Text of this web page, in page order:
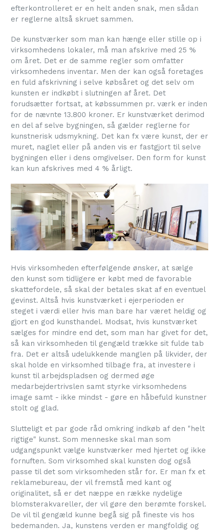
efterkontrolleret er en helt anden snak, men sådan
er reglerne altså skruet sammen.
De kunstværker som man kan hænge eller stille op i
virksomhedens lokaler, må man afskrive med 25 %
om året. Det er de samme regler som omfatter
virksomhedens inventar. Men der kan også foretages
en fuld afskrivning i selve købsåret og det selv om
kunsten er indkøbt i slutningen af året. Det
forudsætter fortsat, at købssummen pr. værk er inden
for de nævnte 13.800 kroner. Er kunstværket derimod
en del af selve bygningen, så gælder reglerne for
kunstnerisk udsmykning. Det kan fx være kunst, der er
muret, naglet eller på anden vis er fastgjort til selve
bygningen eller i dens omgivelser. Den form for kunst
kan kun afskrives med 4 % årligt.
Hvis virksomheden efterfølgende ønsker, at sælge
den kunst som tidligere er købt med de favorable
skattefordele, så skal der betales skat af en eventuel
gevinst. Altså hvis kunstværket i ejerperioden er
steget i værdi eller hvis man bare har været heldig og
gjort en god kunsthandel. Modsat, hvis kunstværket
sælges for mindre end det, som man har givet for det,
så kan virksomheden til gengæld trække sit fulde tab
fra. Det er altså udelukkende manglen på likvider, der
skal holde en virksomhed tilbage fra, at investere i
kunst til arbejdspladsen og dermed øge
medarbejdertrivslen samt styrke virksomhedens
image samt - ikke mindst - gøre en håbefuld kunstner
stolt og glad.
Slutteligt et par gode råd omkring indkøb af den "helt
rigtige" kunst. Som menneske skal man som
udgangspunkt vælge kunstværker med hjertet og ikke
fornuften. Som virksomhed skal kunsten dog også
passe til det som virksomheden står for. Er man fx et
reklamebureau, der vil fremstå med kant og
originalitet, så er det næppe en række nydelige
blomsterakvareller, der vil gøre den berømte forskel.
De vil til gengæld kunne begå sig på fineste vis hos
bedemanden. Ja, kunstens verden er mangfoldig og